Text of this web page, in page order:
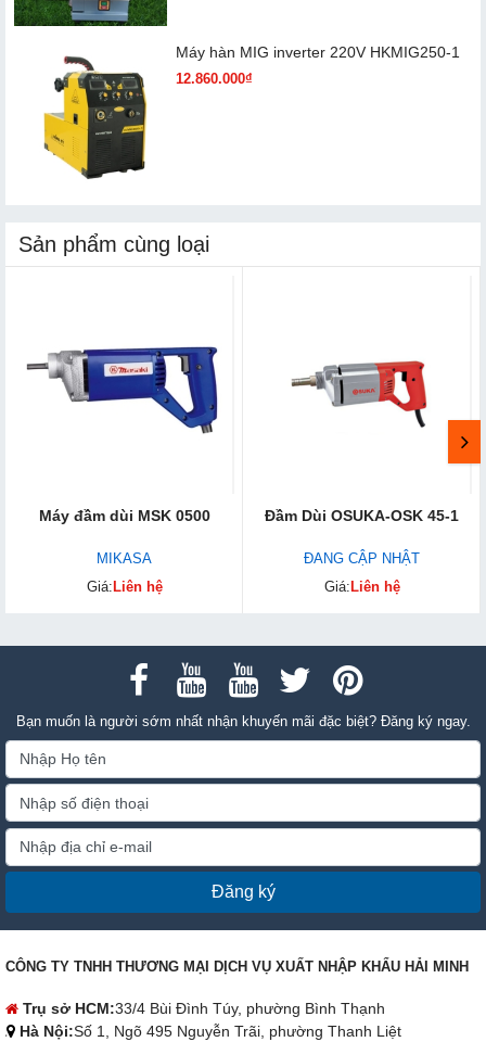
Máy hàn MIG inverter 220V HKMIG250-1
12.860.000₫
Sản phẩm cùng loại
Máy đầm dùi MSK 0500
MIKASA
Giá: Liên hệ
Đầm Dùi OSUKA-OSK 45-1
ĐANG CẬP NHẬT
Giá: Liên hệ
Bạn muốn là người sớm nhất nhận khuyến mãi đặc biệt? Đăng ký ngay.
Đăng ký
CÔNG TY TNHH THƯƠNG MẠI DỊCH VỤ XUẤT NHẬP KHẨU HẢI MINH
Trụ sở HCM:33/4 Bùi Đình Túy, phường Bình Thạnh
Hà Nội:Số 1, Ngõ 495 Nguyễn Trãi, phường Thanh Liệt